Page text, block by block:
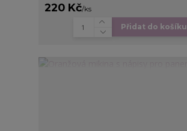
220 Kč/ks
Přidat do košíku